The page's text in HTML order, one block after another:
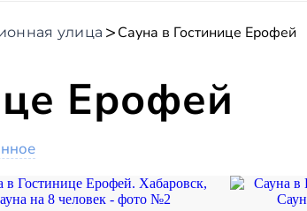
улица Сауна в Гостинице Ерофей
Ерофей